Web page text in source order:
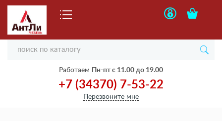
Работаем Пн-пт с 11.00 до 19.00
+7 (34370) 7-53-22
Перезвоните мне